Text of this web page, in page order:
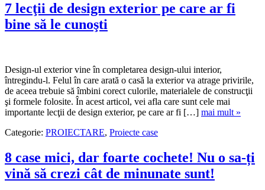
7 lecţii de design exterior pe care ar fi
bine să le cunoşti
Design-ul exterior vine în completarea design-ului interior,
întregindu-l. Felul în care arată o casă la exterior va atrage privirile,
de aceea trebuie să îmbini corect culorile, materialele de construcţii
şi formele folosite. În acest articol, vei afla care sunt cele mai
importante lecţii de design exterior, pe care ar fi […] mai mult »
Categorie: PROIECTARE, Proiecte case
8 case mici, dar foarte cochete! Nu o sa-ți
vină să crezi cât de minunate sunt!